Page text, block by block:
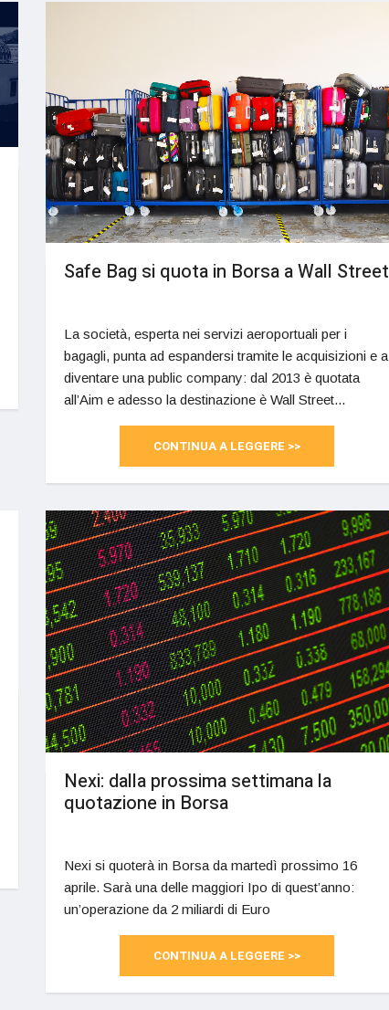
Safe Bag si quota in Borsa a Wall Street
La società, esperta nei servizi aeroportuali per i
bagagli, punta ad espandersi tramite le acquisizioni e a
diventare una public company: dal 2013 è quotata
all’Aim e adesso la destinazione è Wall Street...
CONTINUA A LEGGERE >>
Nexi: dalla prossima settimana la
quotazione in Borsa
Nexi si quoterà in Borsa da martedì prossimo 16
aprile. Sarà una delle maggiori Ipo di quest’anno:
un’operazione da 2 miliardi di Euro
CONTINUA A LEGGERE >>